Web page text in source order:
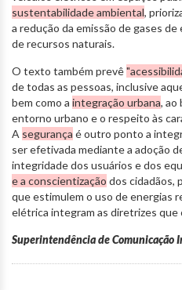
sustentabilidade ambiental,
a redução da emissão de gases
de recursos naturais.
O texto também prevê
de todas as pessoas, inclusive
bem como a integração urbana, ao
entorno urbano e o respeito às
A segurança é outro ponto a
ser efetivada mediante a adoção
integridade dos usuários e dos
e a conscientização dos cidadãos,
que estimulem o uso de energias
elétrica integram as diretrizes
Superintendência de Comunicação